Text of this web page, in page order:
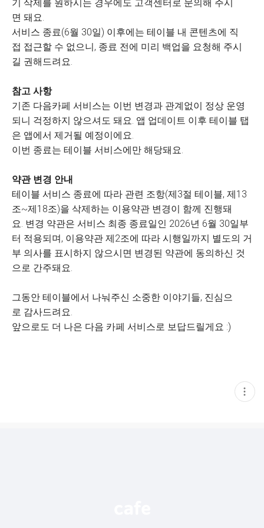
기 삭제를 원하시는 경우에도 고객센터로 문의해 주시
면 돼요.
서비스 종료(6월 30일) 이후에는 테이블 내 콘텐츠에 직
접 접근할 수 없으니, 종료 전에 미리 백업을 요청해 주시
길 권해드려요.
참고 사항
기존 다음카페 서비스는 이번 변경과 관계없이 정상 운영
되니 걱정하지 않으셔도 돼요. 앱 업데이트 이후 테이블 탭
은 앱에서 제거될 예정이에요.
이번 종료는 테이블 서비스에만 해당돼요.
약관 변경 안내
테이블 서비스 종료에 따라 관련 조항(제3절 테이블, 제13
조~제18조)을 삭제하는 이용약관 변경이 함께 진행돼
요. 변경 약관은 서비스 최종 종료일인 2026년 6월 30일부
터 적용되며, 이용약관 제2조에 따라 시행일까지 별도의 거
부 의사를 표시하지 않으시면 변경된 약관에 동의하신 것
으로 간주돼요.
그동안 테이블에서 나눠주신 소중한 이야기들, 진심으
로 감사드려요.
앞으로도 더 나은 다음 카페 서비스로 보답드릴게요 :)
현
재